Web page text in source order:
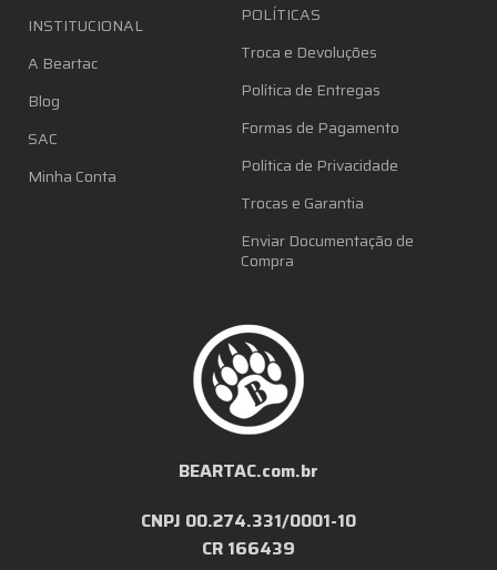
INSTITUCIONAL
A Beartac
Blog
SAC
Minha Conta
POLÍTICAS
Troca e Devoluções
Política de Entregas
Formas de Pagamento
Política de Privacidade
Trocas e Garantia
Enviar Documentação de
Compra
BEARTAC.com.br
CNPJ 00.274.331/0001-10
CR 166439